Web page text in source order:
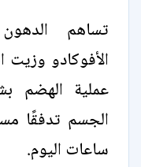
تساهم
الأفوكادو
عملية الهضم
الجسم تدفقًا
ساعات اليوم.